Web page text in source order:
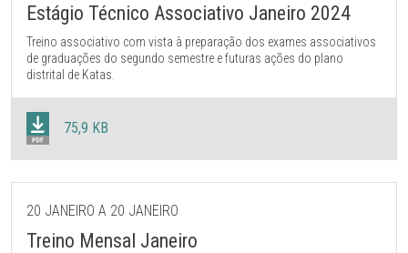
Estágio Técnico Associativo Janeiro 2024
Treino associativo com vista à preparação dos exames associativos
de graduações do segundo semestre e futuras ações do plano
distrital de Katas.
75,9 KB
20 JANEIRO A 20 JANEIRO
Treino Mensal Janeiro